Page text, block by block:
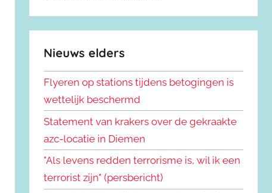
Nieuws elders
Flyeren op stations tijdens betogingen is
wettelijk beschermd
Statement van krakers over de gekraakte
azc-locatie in Diemen
"Als levens redden terrorisme is, wil ik een
terrorist zijn" (persbericht)